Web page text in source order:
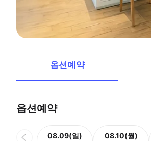
옵션예약
옵션예약
08.09(일) 08.10(월)